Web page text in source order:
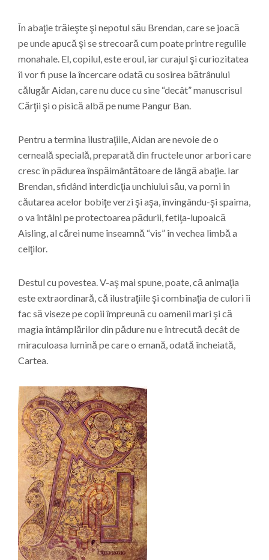
În abaţie trăieşte şi nepotul său Brendan, care se joacă
pe unde apucă şi se strecoară cum poate printre regulile
monahale. El, copilul, este eroul, iar curajul şi curiozitatea
îi vor fi puse la încercare odată cu sosirea bătrânului
călugăr Aidan, care nu duce cu sine “decât” manuscrisul
Cărţii şi o pisică albă pe nume Pangur Ban.
Pentru a termina ilustraţiile, Aidan are nevoie de o
cerneală specială, preparată din fructele unor arbori care
cresc în pădurea înspăimântătoare de lângă abaţie. Iar
Brendan, sfidând interdicţia unchiului său, va porni în
căutarea acelor bobiţe verzi şi aşa, învingându-şi spaima,
o va întâlni pe protectoarea pădurii, fetiţa-lupoaică
Aisling, al cărei nume înseamnă “vis” în vechea limbă a
celţilor.
Destul cu povestea. V-aş mai spune, poate, că animaţia
este extraordinară, că ilustraţiile şi combinaţia de culori îi
fac să viseze pe copii împreună cu oamenii mari şi că
magia întâmplărilor din pădure nu e întrecută decât de
miraculoasa lumină pe care o emană, odată încheiată,
Cartea.